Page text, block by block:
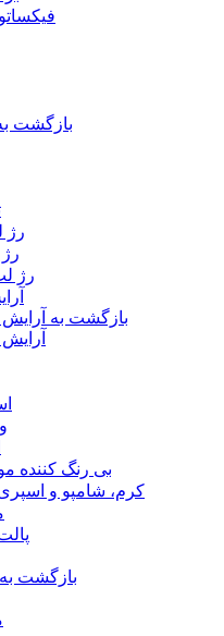
بازگشت
رژ
رژ
بازگشت به آرایش
بی رنگ کننده
کرم، شامپو و
بازگشت به